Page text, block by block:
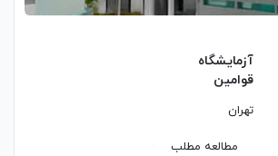
آزمایشگاه
قوامین
تهران
مطالعه مطلب